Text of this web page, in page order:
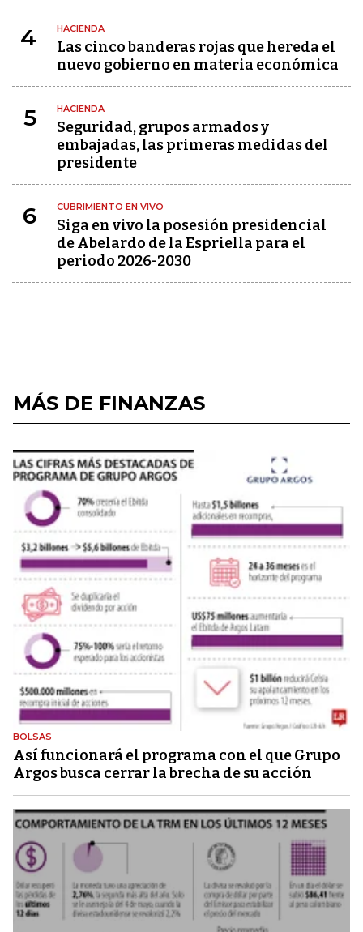
4 HACIENDA
Las cinco banderas rojas que hereda el
nuevo gobierno en materia económica
5 HACIENDA
Seguridad, grupos armados y
embajadas, las primeras medidas del
presidente
6 CUBRIMIENTO EN VIVO
Siga en vivo la posesión presidencial
de Abelardo de la Espriella para el
periodo 2026-2030
MÁS DE FINANZAS
BOLSAS
Así funcionará el programa con el que Grupo
Argos busca cerrar la brecha de su acción